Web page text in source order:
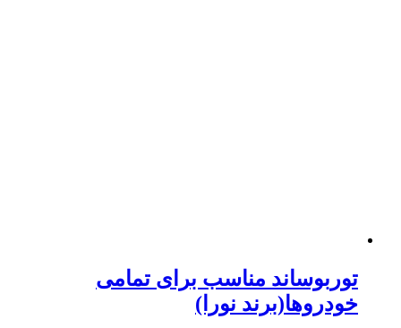
توربوساند مناسب برای تمامی
خودروها(برند نورا)